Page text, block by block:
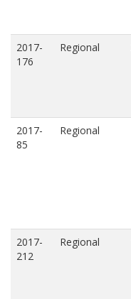
2017-
176
Regional
2017-
85
Regional
2017-
212
Regional